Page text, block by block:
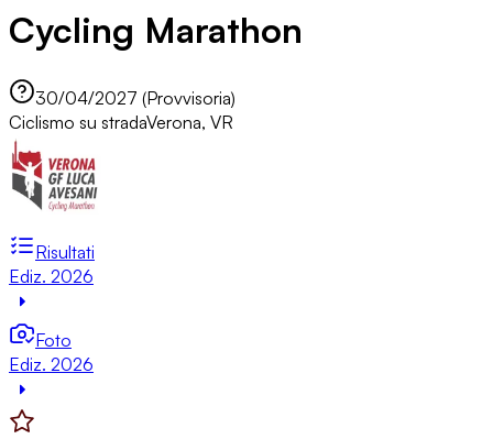
Cycling Marathon
30/04/2027 (Provvisoria)
Ciclismo su stradaVerona, VR
Risultati
Ediz. 2026
Foto
Ediz. 2026